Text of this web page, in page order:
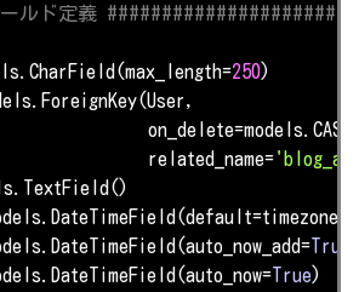
ルド定義
250
=
related_name=
=
True
True